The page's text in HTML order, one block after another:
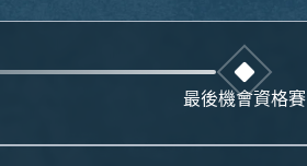
最後機會資格賽